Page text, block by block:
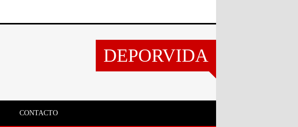
DEPORVIDA
CONTACTO